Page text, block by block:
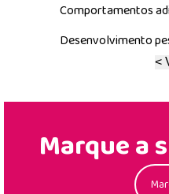
Comportamentos
Desenvolvimento
Marque a